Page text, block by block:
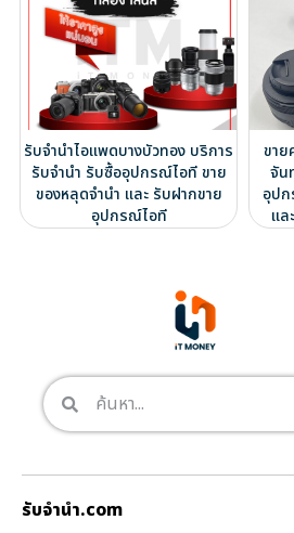
รับจำนำไอแพดบางบัวทอง บริการ
รับจำนำ รับซื้ออุปกรณ์ไอที ขาย
ของหลุดจำนำ และ รับฝากขาย
อุปกรณ์ไอที
ขาย
จัน
อุปก
แล
รับจํานํา.com